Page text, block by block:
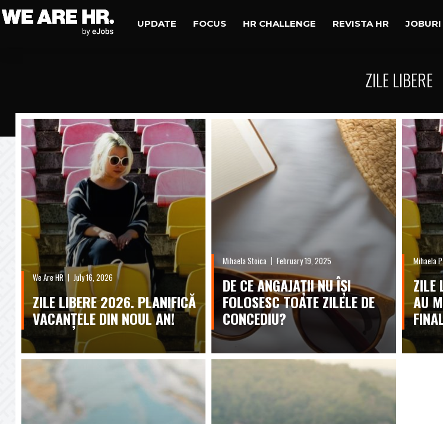
UPDATE FOCUS HR CHALLENGE REVISTA HR JOBURI
ZILE LIBERE
We Are HR July 16, 2026
ZILE LIBERE 2026. PLANIFICĂ
VACANȚELE DIN NOUL AN!
Mihaela Stoica February 19, 2025
DE CE ANGAJAȚII NU ÎȘI
FOLOSESC TOATE ZILELE DE
CONCEDIU?
Mihaela
ZILE
AU